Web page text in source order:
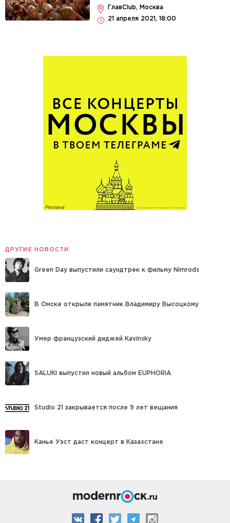
ГлавClub, Москва
21 апреля 2021, 18:00
ДРУГИЕ НОВОСТИ
Green Day выпустили саундтрек к фильму Nimrods
В Омске открыли памятник Владимиру Высоцкому
Умер французский диджей Kavinsky
SALUKI выпустил новый альбом EUPHORIA
Studio 21 закрывается после 9 лет вещания
Канье Уэст даст концерт в Казахстане